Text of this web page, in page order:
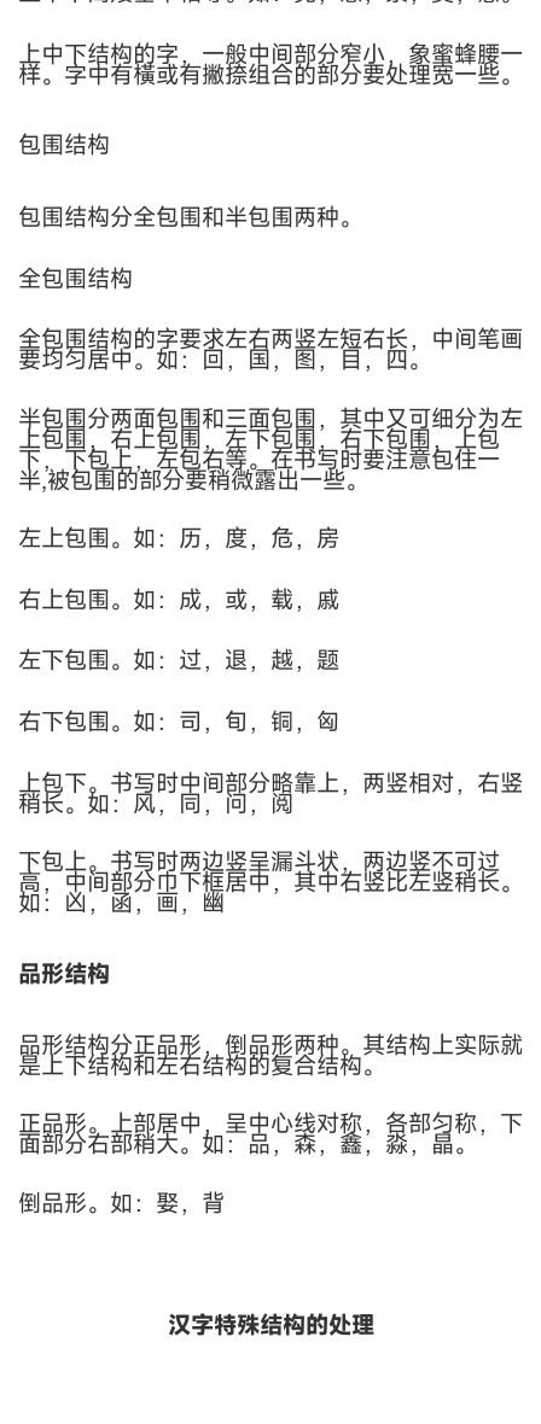
上中下结构的字，一般中间部分窄小，象蜜蜂腰一
样。字中有橫或有撇捺组合的部分要处理宽一些。
包围结构
包围结构分全包围和半包围两种。
全包围结构
全包围结构的字要求左右两竖左短右长，中间笔画
要均匀居中。如：回，国，图，目，四。
半包围分两面包围和三面包围，其中又可细分为左
上包围，右上包围，左下包围，右下包围，上包
下，下包上，左包右等。在书写时要注意包住一
半,被包围的部分要稍微露出一些。
左上包围。如：历，度，危，房
右上包围。如：成，或，载，戚
左下包围。如：过，退，越，题
右下包围。如：司，旬，铜，匈
上包下。书写时中间部分略靠上，两竖相对，右竖
稍长。如：风，同，问，阅
下包上。书写时两边竖呈漏斗状，两边竖不可过
高，中间部分巾下框居中，其中右竖比左竖稍长。
如：凶，函，画，幽
品形结构
品形结构分正品形，倒品形两种。其结构上实际就
是上下结构和左右结构的复合结构。
正品形。上部居中，呈中心线对称，各部匀称，下
面部分右部稍大。如：品，森，鑫，淼，晶。
倒品形。如：娶，背
汉字特殊结构的处理